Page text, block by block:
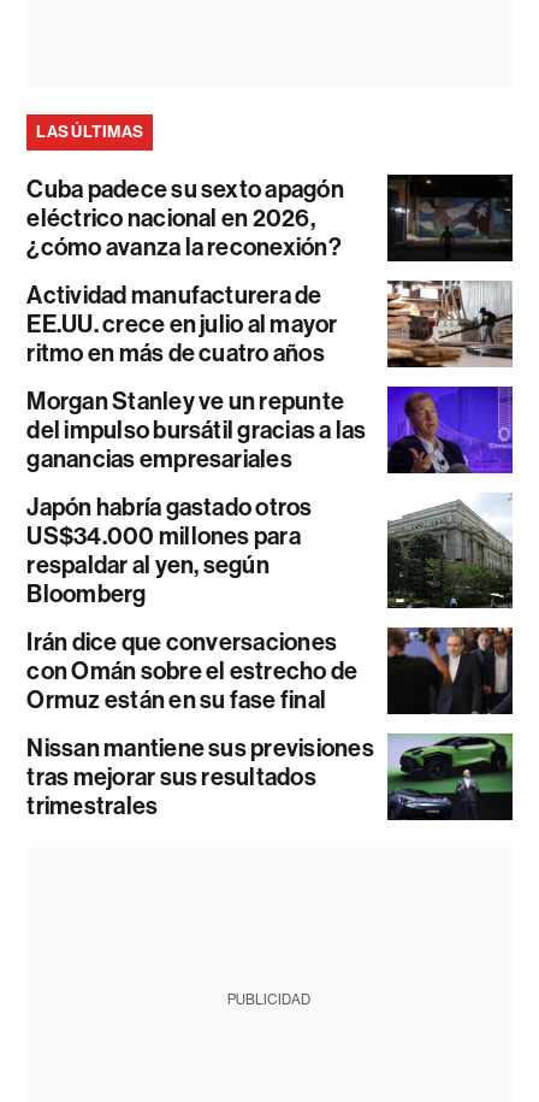
LAS ÚLTIMAS
Cuba padece su sexto apagón
eléctrico nacional en 2026,
¿cómo avanza la reconexión?
Actividad manufacturera de
EE.UU. crece en julio al mayor
ritmo en más de cuatro años
Morgan Stanley ve un repunte
del impulso bursátil gracias a las
ganancias empresariales
Japón habría gastado otros
US$34.000 millones para
respaldar al yen, según
Bloomberg
Irán dice que conversaciones
con Omán sobre el estrecho de
Ormuz están en su fase final
Nissan mantiene sus previsiones
tras mejorar sus resultados
trimestrales
PUBLICIDAD